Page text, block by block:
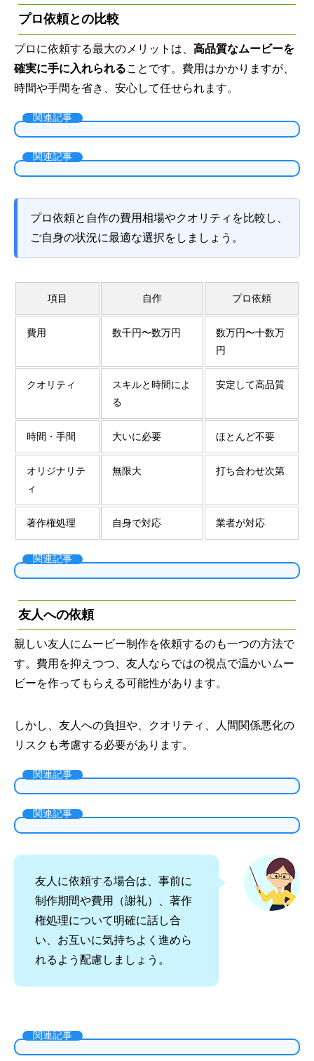
プロ依頼との比較
プロに依頼する最大のメリットは、 高品質なムービーを
確実に手に入れられることです。費用はかかりますが、
時間や手間を省き、安心して任せられます。
関連記事
関連記事
プロ依頼と自作の費用相場やクオリティを比較し、
ご自身の状況に最適な選択をしましょう。
項目 自作 プロ依頼
費用 数千円〜数万円
数万円〜十数万
円
クオリティ
スキルと時間によ
る
安定して高品質
時間・手間 大いに必要 ほとんど不要
オリジナリテ
ィ
無限大 打ち合わせ次第
著作権処理 自身で対応 業者が対応
関連記事
友人への依頼
親しい友人にムービー制作を依頼するのも一つの方法で
す。費用を抑えつつ、友人ならではの視点で温かいムー
ビーを作ってもらえる可能性があります。
しかし、友人への負担や、クオリティ、人間関係悪化の
リスクも考慮する必要があります。
関連記事
関連記事
友人に依頼する場合は、事前に
制作期間や費用（謝礼）、著作
権処理について明確に話し合
い、お互いに気持ちよく進めら
れるよう配慮しましょう。
関連記事